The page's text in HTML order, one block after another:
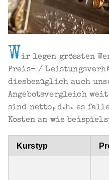
Wir legen grössten
Preis- /
diesbezüglich auch
Angebotsvergleich
sind netto, d.h. es
Kosten an wie
Kurstyp